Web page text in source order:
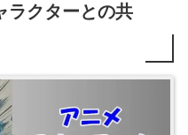
ラクターとの共